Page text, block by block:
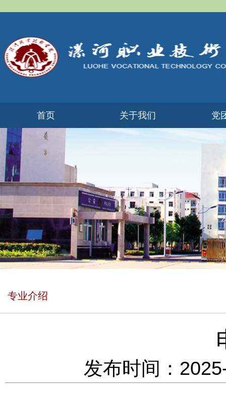
首页 ​关于我们 党
专业介绍
发布时间：